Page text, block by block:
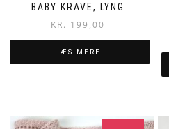
BABY KRAVE, LYNG
KR. 199,00
LÆS MERE